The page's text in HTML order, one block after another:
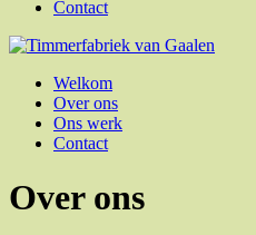
Contact
Timmerfabriek van Gaalen
Welkom
Over ons
Ons werk
Contact
Over ons